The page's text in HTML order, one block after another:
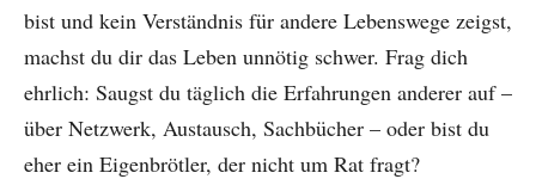
bist und kein Verständnis für andere Lebenswege zeigst,
machst du dir das Leben unnötig schwer. Frag dich
ehrlich: Saugst du täglich die Erfahrungen anderer auf –
über Netzwerk, Austausch, Sachbücher – oder bist du
eher ein Eigenbrötler, der nicht um Rat fragt?